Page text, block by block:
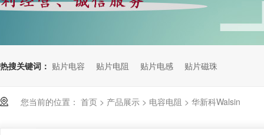
热搜关键词： 贴片电容 贴片电阻 贴片电感 贴片磁珠
您当前的位置： 首页 > 产品展示 > 电容电阻 > 华新科Walsin